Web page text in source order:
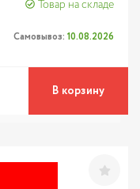
Товар на складе
Самовывоз: 10.08.2026
В корзину